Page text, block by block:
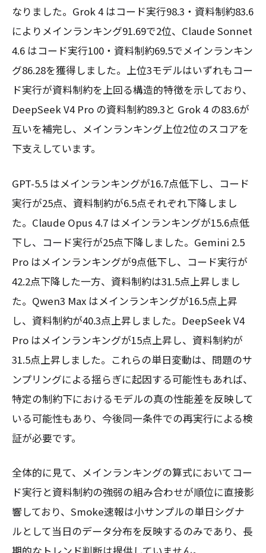
なりました。Grok 4 はコード実行98.3・資料制約83.6
によりメインランキング91.69で2位、Claude Sonnet
4.6 はコード実行100・資料制約69.5でメインランキン
グ86.28を獲得しました。上位3モデルはいずれもコー
ド実行が資料制約を上回る構造的特徴を示しており、
DeepSeek V4 Pro の資料制約89.3と Grok 4 の83.6が
互いを補完し、メインランキング上位2位のスコアを
下支えしています。
GPT-5.5 はメインランキングが16.7点低下し、コード
実行が25点、資料制約が6.5点それぞれ下降しまし
た。Claude Opus 4.7 はメインランキングが15.6点低
下し、コード実行が25点下降しました。Gemini 2.5
Pro はメインランキングが9点低下し、コード実行が
42.2点下降した一方、資料制約は31.5点上昇しまし
た。Qwen3 Max はメインランキングが16.5点上昇
し、資料制約が40.3点上昇しました。DeepSeek V4
Pro はメインランキングが15点上昇し、資料制約が
31.5点上昇しました。これらの単日変動は、問題のサ
ンプリングによる揺らぎに起因する可能性もあれば、
特定の制約下におけるモデルの真の性能差を反映して
いる可能性もあり、今後同一条件での再実行による検
証が必要です。
全体的に見て、メインランキングの算式においてコー
ド実行と資料制約の強弱の組み合わせが順位に直接影
響しており、Smoke速報は小サンプルの単日シグナ
ルとして当日のデータ分布を反映するのみであり、長